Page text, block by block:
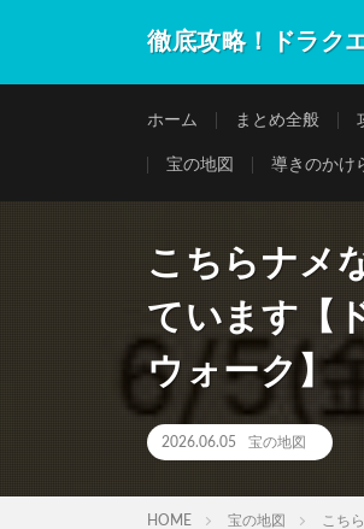
徹底攻略！ドラク
ホーム まとめ全般
宝の地図 導きのかけ
こちらナメ
ています【
ウォーク】
2026.06.05 宝の地図
HOME 宝の地図 こち